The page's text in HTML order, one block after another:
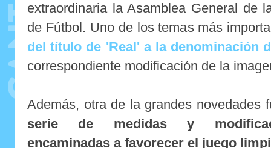
extraordinaria la Asamblea General de
de Fútbol. Uno de los temas más
del título de 'Real' a la denominación
correspondiente modificación de la
Además, otra de la grandes novedades
serie de medidas y
encaminadas a favorecer el juego